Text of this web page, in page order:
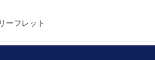
ーフレット